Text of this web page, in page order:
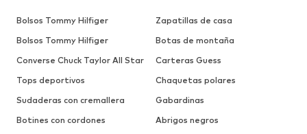
Bolsos Tommy Hilfiger
Zapatillas de casa
Bolsos Tommy Hilfiger
Botas de montaña
Converse Chuck Taylor All Star
Carteras Guess
Tops deportivos
Chaquetas polares
Sudaderas con cremallera
Gabardinas
Botines con cordones
Abrigos negros